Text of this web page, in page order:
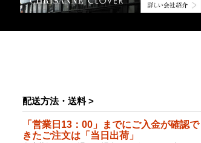
配送方法・送料 >
「営業日13：00」までにご入金が確認で
きたご注文は「当日出荷」